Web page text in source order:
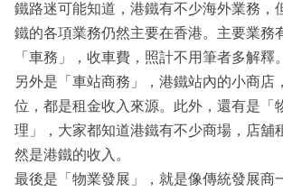
鐵路迷可能知道，港鐵有不少海外業務，
鐵的各項業務仍然主要在香港。主要業務
「車務」，收車費，照計不用筆者多解釋。
另外是「車站商務」，港鐵站內的小商店
位，都是租金收入來源。此外，還有是「
理」，大家都知道港鐵有不少商場，店舖
然是港鐵的收入。
最後是「物業發展」，就是像傳統發展商